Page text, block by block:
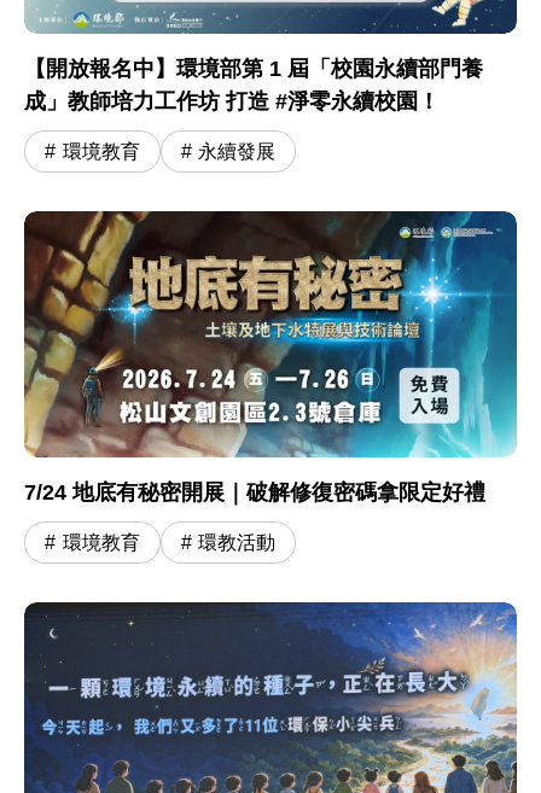
【開放報名中】環境部第 1 屆「校園永續部門養
成」教師培力工作坊 打造 #淨零永續校園！
環境教育 永續發展
7/24 地底有秘密開展｜破解修復密碼拿限定好禮
環境教育 環教活動